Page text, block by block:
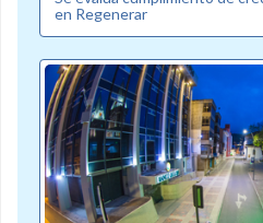
en Regenerar